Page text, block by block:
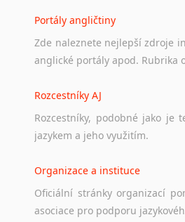
Portály angličtiny
Zde naleznete nejlepší zdroje
anglické portály apod. Rubrika
Rozcestníky AJ
Rozcestníky, podobné jako je
jazykem a jeho využitím.
Organizace a instituce
Oficiální stránky organizací
asociace pro podporu